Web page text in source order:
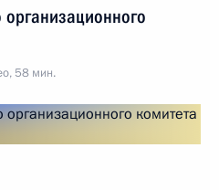
организационного
58 мин.